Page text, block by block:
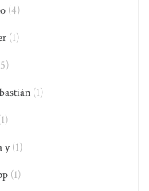
(4)
(1)
(1)
y(1)
(1)